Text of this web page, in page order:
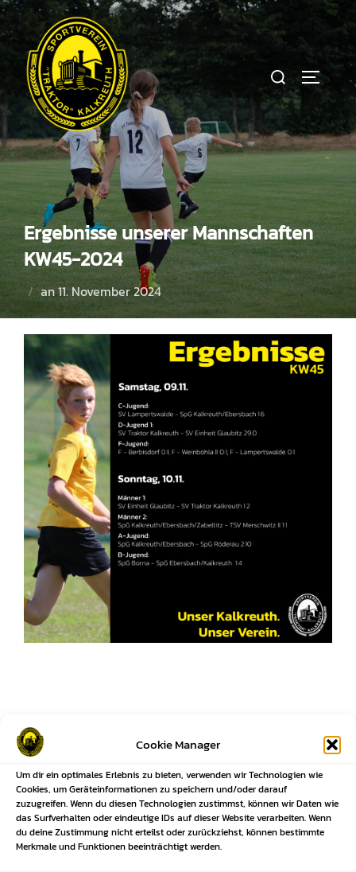
Cookie Manager
Um dir ein optimales Erlebnis zu bieten, verwenden wir Technologien wie
Cookies, um Geräteinformationen zu speichern und/oder darauf
zuzugreifen. Wenn du diesen Technologien zustimmst, können wir Daten wie
das Surfverhalten oder eindeutige IDs auf dieser Website verarbeiten. Wenn
du deine Zustimmung nicht erteilst oder zurückziehst, können bestimmte
Merkmale und Funktionen beeinträchtigt werden.
Zum
Inhalt
springen
Suchen
nach:
Ergebnisse unserer Mannschaften
KW45-2024
anVeröffentlicht
am
11. November 2024
Beitragsnavigation
Previous
Previous
Ansetzungen unserer Mannschaften
KW45-2024